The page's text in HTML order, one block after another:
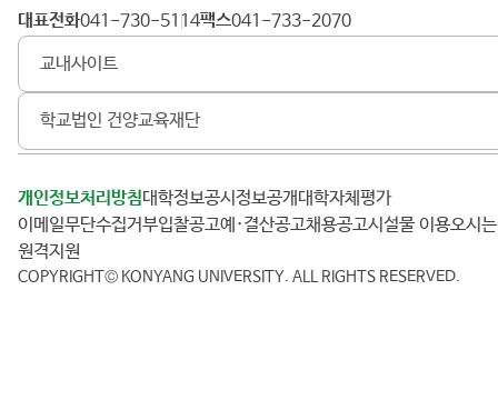
대
학
대표전화 041-730-5114 팩스 041-733-2070
교내사이트
학교법인 건양교육재단
개인정보처리방침 대학정보공시 정보공개
대학자체평가
이메일무단수집거부
입찰공고 예·결산공고 채용공고 시설물 이용
오시
원격지원
COPYRIGHT© KONYANG UNIVERSITY. ALL RIGHTS RESERVED.